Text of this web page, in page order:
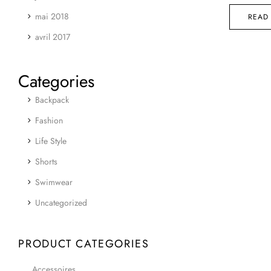
mai 2018
avril 2017
Categories
Backpack
Fashion
Life Style
Shorts
Swimwear
Uncategorized
PRODUCT CATEGORIES